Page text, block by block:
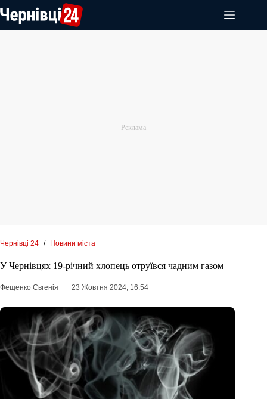
до
вмісту
Чернівці 24 / Новини міста
У Чернівцях 19-річний хлопець отруївся чадним газом
Фещенко Євгенія 23 Жовтня 2024, 16:54